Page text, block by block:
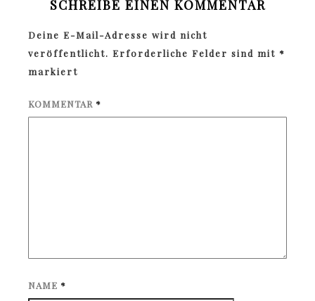
SCHREIBE EINEN KOMMENTAR
Deine E-Mail-Adresse wird nicht
veröffentlicht. Erforderliche Felder sind mit *
markiert
KOMMENTAR *
NAME *